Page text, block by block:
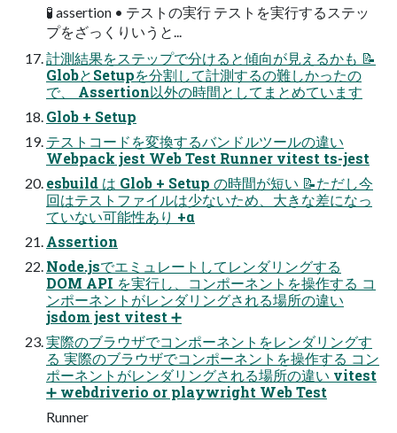
🧪 assertion • テストの実行 テストを実行するステッ
プをざっくりいうと...
計測結果をステップで分けると傾向が見えるかも 📝
GlobとSetupを分割して計測するの難しかったの
で、 Assertion以外の時間としてまとめています
Glob + Setup
テストコードを変換するバンドルツールの違い
Webpack jest Web Test Runner vitest ts-jest
esbuild は Glob + Setup の時間が短い 📝ただし今
回はテストファイルは少ないため、大きな差になっ
ていない可能性あり +α
Assertion
Node.jsでエミュレートしてレンダリングする
DOM API を実行し、コンポーネントを操作する コ
ンポーネントがレンダリングされる場所の違い
jsdom jest vitest ➕
実際のブラウザでコンポーネントをレンダリングす
る 実際のブラウザでコンポーネントを操作する コン
ポーネントがレンダリングされる場所の違い vitest
➕ webdriverio or playwright Web Test
Runner